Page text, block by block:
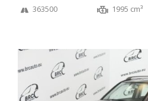
363500 1995 cm³
IŠSKIRTINIS